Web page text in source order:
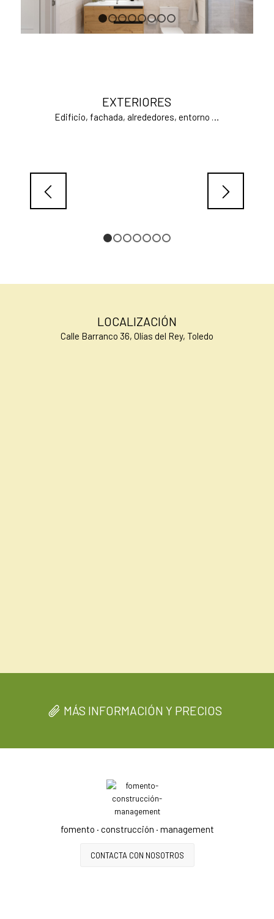
1 2 4
EXTERIORES
Edificio, fachada, alrededores, entorno …
1
LOCALIZACIÓN
Calle Barranco 36, Olías del Rey, Toledo
MÁS INFORMACIÓN Y PRECIOS
fomento · construcción · management
CONTACTA CON NOSOTROS